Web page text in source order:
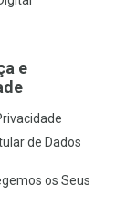
e
de Dados
os Seus